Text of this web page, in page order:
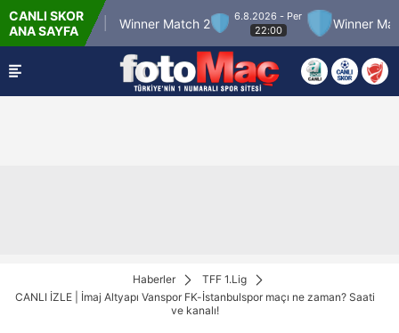
CANLI SKOR
ANA SAYFA
Match 12 Winner Match 2
6.8.2026 - Per
22:00
Winner Match 3
Haberler
TFF 1.Lig
CANLI İZLE | İmaj Altyapı Vanspor FK-İstanbulspor maçı ne zaman? Saati
ve kanalı!